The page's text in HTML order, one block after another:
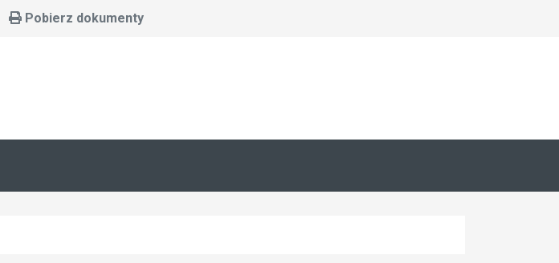
Pobierz dokumenty